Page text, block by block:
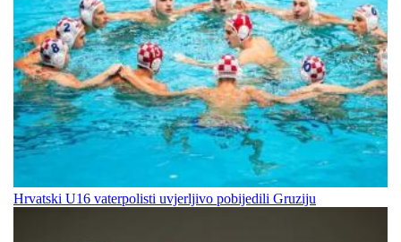
Hrvatski U16 vaterpolisti uvjerljivo pobijedili Gruziju